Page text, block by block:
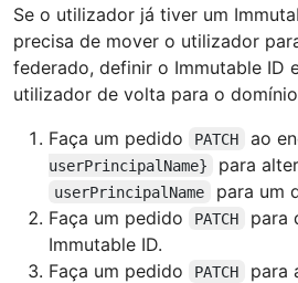
Se o utilizador já tiver um
precisa de mover o utilizador
federado, definir o Immutable ID
utilizador de volta para o
Faça um pedido
PATCH ao
userPrincipalName}
para
userPrincipalName
para um
Faça um pedido
PATCH
para
Immutable ID.
Faça um pedido
PATCH para